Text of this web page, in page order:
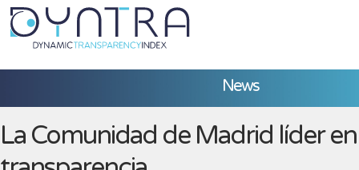
News
La Comunidad de Madrid líder en